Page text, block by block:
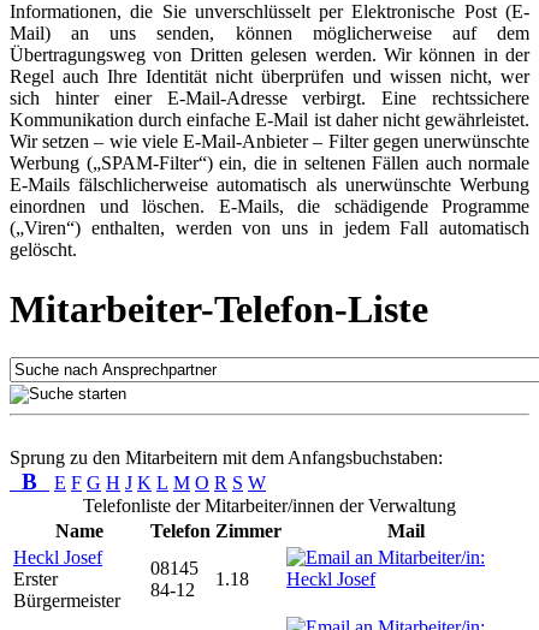
Informationen, die Sie unverschlüsselt per Elektronische Post (E-
Mail) an uns senden, können möglicherweise auf dem
Übertragungsweg von Dritten gelesen werden. Wir können in der
Regel auch Ihre Identität nicht überprüfen und wissen nicht, wer
sich hinter einer E-Mail-Adresse verbirgt. Eine rechtssichere
Kommunikation durch einfache E-Mail ist daher nicht gewährleistet.
Wir setzen – wie viele E-Mail-Anbieter – Filter gegen unerwünschte
Werbung („SPAM-Filter“) ein, die in seltenen Fällen auch normale
E-Mails fälschlicherweise automatisch als unerwünschte Werbung
einordnen und löschen. E-Mails, die schädigende Programme
(„Viren“) enthalten, werden von uns in jedem Fall automatisch
gelöscht.
Mitarbeiter-Telefon-Liste
Sprung zu den Mitarbeitern mit dem Anfangsbuchstaben:
B E F G H J K L M O R S W
Telefonliste der Mitarbeiter/innen der Verwaltung
Name
Telefon Zimmer
Mail
Heckl Josef
Erster
Bürgermeister
08145
84-12
1.18